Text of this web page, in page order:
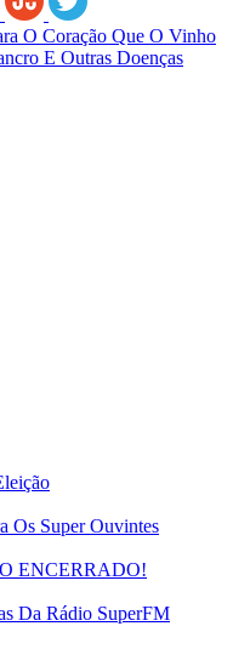
O Coração Que O Vinho
E Outras Doenças
Os Super Ouvintes
ENCERRADO!
Da Rádio SuperFM